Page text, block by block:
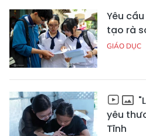
Yêu
tạo rà
GIÁO DỤC
yêu
Tĩnh